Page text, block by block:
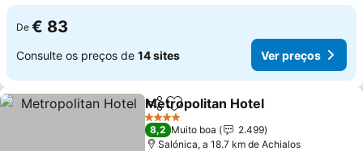
De € 83
Consulte os preços de 14 sites Ver preços
PartilharAdicionar aos favoritos
Metropolitan Hotel
4 Estrelas
8,2 Muito boa
2.499
Salónica, a 18.7 km de Achialos